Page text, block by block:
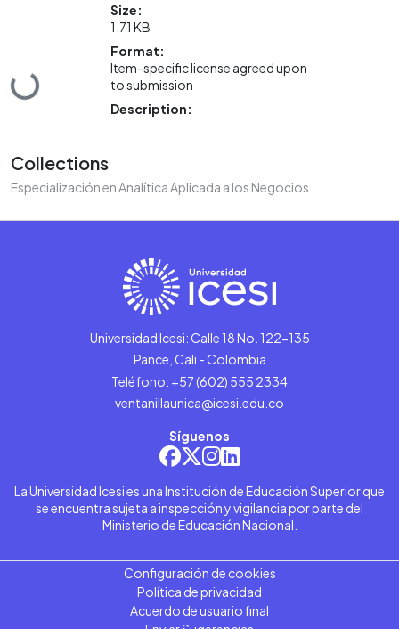
Loading...
Size:
1.71 KB
Format:
Item-specific license agreed upon
to submission
Description:
Collections
Especialización en Analítica Aplicada a los Negocios
Universidad Icesi: Calle 18 No. 122-135
Pance, Cali - Colombia
Teléfono: +57 (602) 555 2334
ventanillaunica@icesi.edu.co
Síguenos
La Universidad Icesi es una Institución de Educación Superior que
se encuentra sujeta a inspección y vigilancia por parte del
Ministerio de Educación Nacional.
Configuración de cookies
Política de privacidad
Acuerdo de usuario final